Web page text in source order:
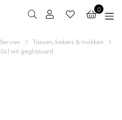
0
Servies
Tassen, bekers & mokken
wit geglazuurd